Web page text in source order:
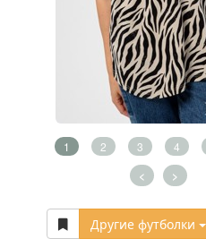
1 2 3 4
< >
Другие футболки